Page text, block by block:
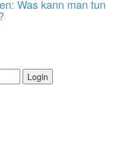
Was kann man tun
Login